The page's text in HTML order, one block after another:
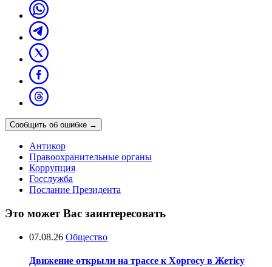
Сообщить об ошибке →
Антикор
Правоохранительные органы
Коррупция
Госслужба
Послание Президента
Это может Вас заинтересовать
07.08.26 Общество
Движение открыли на трассе к Хоргосу в Жетісу